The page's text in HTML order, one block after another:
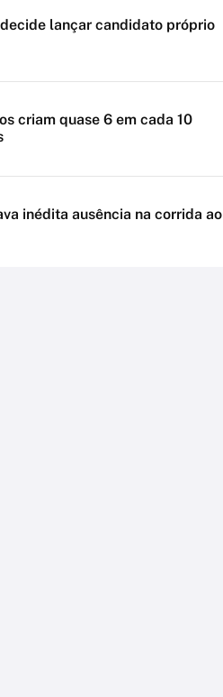
lançar candidato próprio
criam quase 6 em cada 10
inédita ausência na corrida ao